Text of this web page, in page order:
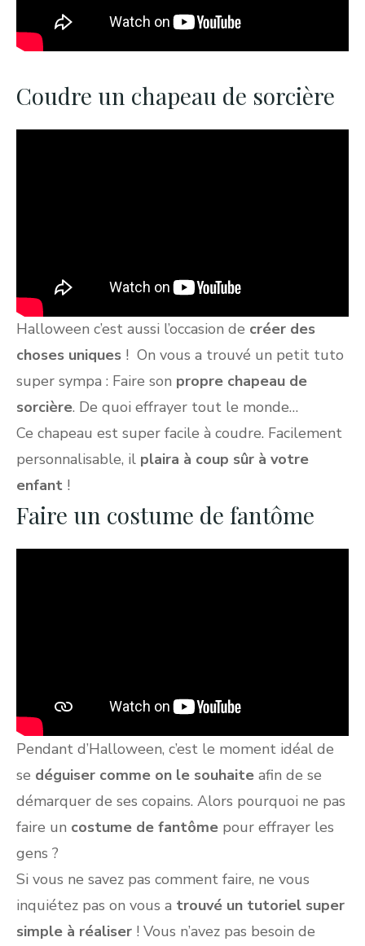
Coudre un chapeau de sorcière
Halloween c’est aussi l’occasion de créer des
choses uniques ! On vous a trouvé un petit tuto
super sympa : Faire son propre chapeau de
sorcière. De quoi effrayer tout le monde…
Ce chapeau est super facile à coudre. Facilement
personnalisable, il plaira à coup sûr à votre
enfant !
Faire un costume de fantôme
Pendant d’Halloween, c’est le moment idéal de
se déguiser comme on le souhaite afin de se
démarquer de ses copains. Alors pourquoi ne pas
faire un costume de fantôme pour effrayer les
gens ?
Si vous ne savez pas comment faire, ne vous
inquiétez pas on vous a trouvé un tutoriel super
simple à réaliser ! Vous n’avez pas besoin de